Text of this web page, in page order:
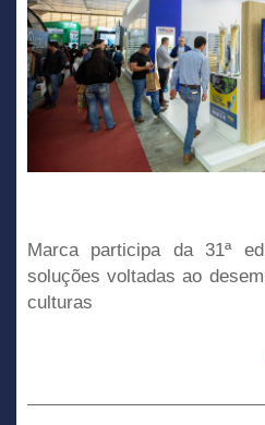
Marca participa da 31ª
soluções voltadas ao
culturas